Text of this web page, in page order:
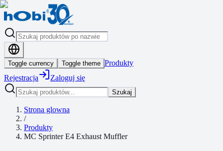
Toggle currency Toggle theme Produkty
Rejestracja
Zaloguj się
Szukaj
Strona glowna
/
Produkty
MC Sprinter E4 Exhaust Muffler